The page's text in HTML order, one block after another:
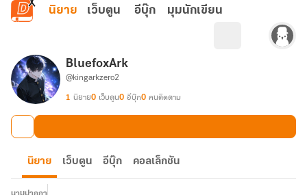
ข้ามไปยังเนื้อหาหลัก
นิยาย เว็บตูน อีบุ๊ก มุมนักเขียน
BluefoxArk
@kingarkzero2
1 นิยาย0 เว็บตูน0 อีบุ๊ก0 คนติดตาม
นิยาย เว็บตูน อีบุ๊ก คอลเล็กชัน